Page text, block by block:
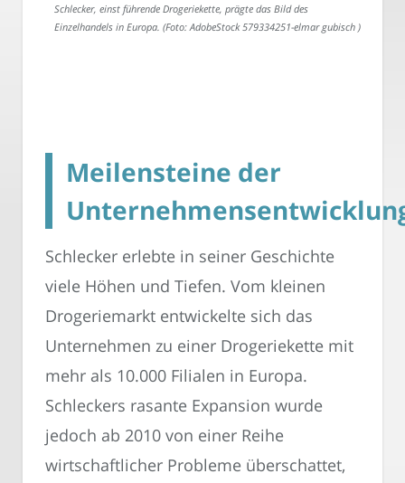
Schlecker, einst führende Drogeriekette, prägte das Bild des
Einzelhandels in Europa. (Foto: AdobeStock 579334251-elmar gubisch )
Meilensteine der
Schlecker erlebte in seiner Geschichte
viele Höhen und Tiefen. Vom kleinen
Drogeriemarkt entwickelte sich das
Unternehmen zu einer Drogeriekette mit
mehr als 10.000 Filialen in Europa.
Schleckers rasante Expansion wurde
jedoch ab 2010 von einer Reihe
wirtschaftlicher Probleme überschattet,